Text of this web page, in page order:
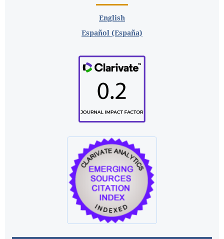
English
Español (España)